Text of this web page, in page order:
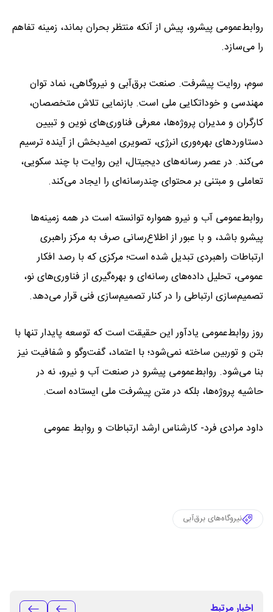
روابط‌عمومی پیشرو، پیش از آنکه منتظر بحران بماند، زمینه تفاهم
را می‌سازد.
سوم، روایت پیشرفت. صنعت برق‌آبی و نیروگاهی، نماد توان
مهندسی و خوداتکایی ملی است. بازنمایی تلاش متخصصان،
کارگران و مدیران پروژه‌ها، معرفی فناوری‌های نوین و تبیین
دستاوردهای بهره‌وری انرژی، تصویری امیدبخش از آینده ترسیم
می‌کند. در عصر رسانه‌های دیجیتال، این روایت با چند سکویی،
تعاملی و مبتنی بر محتوای چندرسانه‌ای را ایجاد می‌کند.
روابط‌عمومی آب و نیرو همواره توانسته است در همه زمینه‌ها
پیشرو باشد، و با عبور از اطلاع‌رسانی صرف به مرکز راهبری
ارتباطات راهبردی تبدیل شده است؛ مرکزی که با رصد افکار
عمومی، تحلیل داده‌های رسانه‌ای و بهره‌گیری از فناوری‌های نو،
تصمیم‌سازی ارتباطی را در کنار تصمیم‌سازی فنی قرار می‌دهد.
روز روابط‌عمومی یادآور این حقیقت است که توسعه پایدار تنها با
بتن و توربین ساخته نمی‌شود؛ با اعتماد، گفت‌وگو و شفافیت نیز
بنا می‌شود. روابط‌عمومی پیشرو در صنعت آب و نیرو، نه در
حاشیه پروژه‌ها، بلکه در متن پیشرفت ملی ایستاده است.
داود مرادی فرد- کارشناس ارشد ارتباطات و روابط عمومی
نیروگاه‌های برق‌آبی